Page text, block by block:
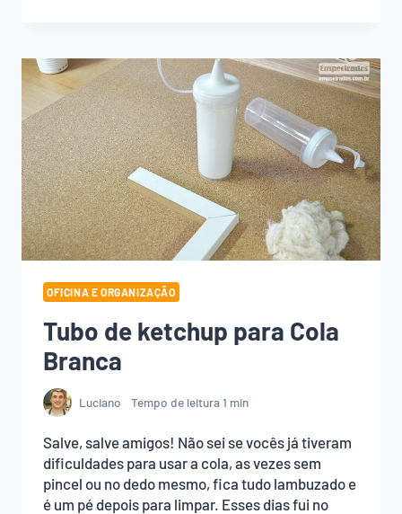
LIMAS
E
GROSAS!
OFICINA E ORGANIZAÇÃO
Tubo de ketchup para Cola
Branca
Luciano Tempo de leitura1 min
Salve, salve amigos! Não sei se vocês já tiveram
dificuldades para usar a cola, as vezes sem
pincel ou no dedo mesmo, fica tudo lambuzado e
é um pé depois para limpar. Esses dias fui no